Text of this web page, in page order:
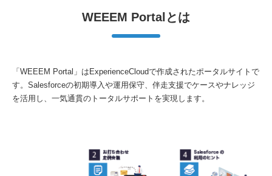
WEEEM Portalとは
「WEEEM Portal」はExperienceCloudで作成されたポータルサイトで
す。Salesforceの初期導入や運用保守、伴走支援でケースやナレッジ
を活用し、一気通貫のトータルサポートを実現します。